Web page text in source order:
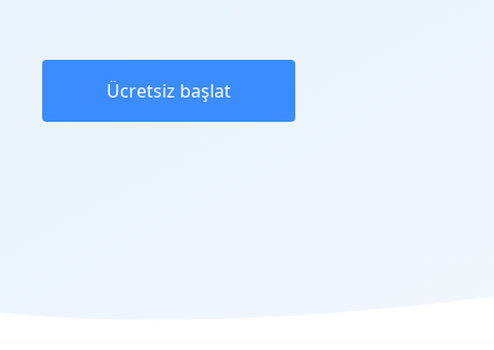
Ücretsiz başlat